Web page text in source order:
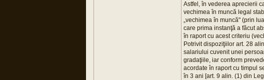
Astfel, în vederea aprecierii
vechimea în muncă legal
„vechimea în muncă" (prin
care prima instanţă a făcut
în raport cu acest criteriu
Potrivit dispoziţiilor art. 28
salariului cuvenit unei
gradaţiile, iar conform
acordate în raport cu timpul
în 3 ani [art. 9 alin. (1) din